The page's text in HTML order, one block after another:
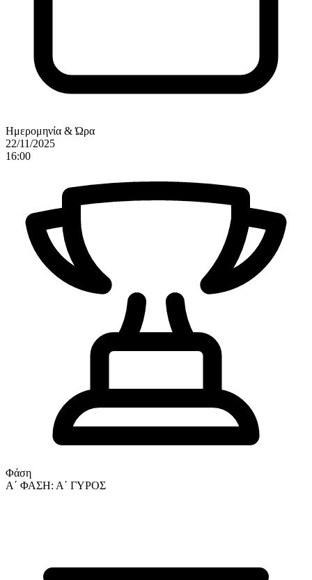
Ημερομηνία & Ώρα
22/11/2025
16:00
Φάση
Α΄ ΦΑΣΗ: Α΄ ΓΥΡΟΣ